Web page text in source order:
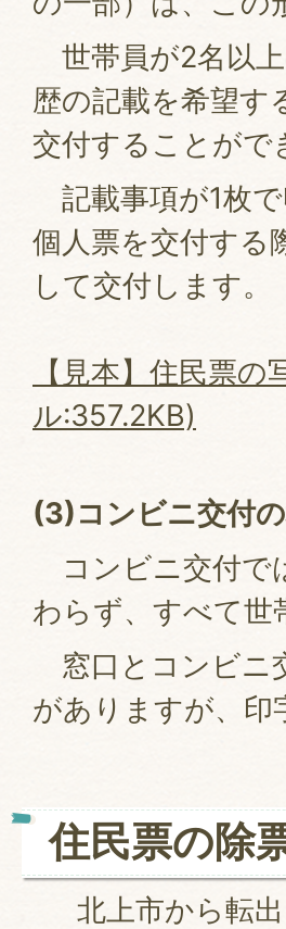
世帯員が2名以
歴の記載を希望す
交付することがで
記載事項が1枚
個人票を交付する
して交付します。
【見本】住民票
ル:357.2KB)
(3)コンビニ交付
コンビニ交付で
わらず、すべて世
窓口とコンビニ
がありますが、印
住民票の除
北上市から転